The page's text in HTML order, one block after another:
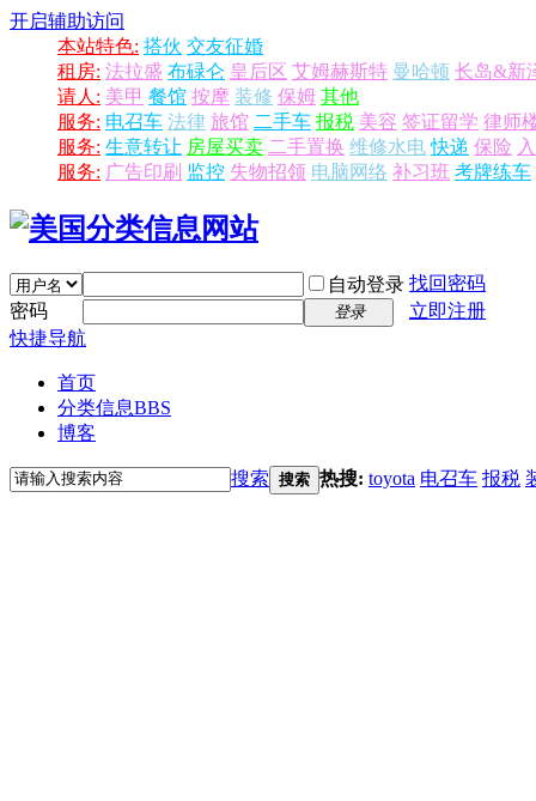
开启辅助访问
本站特色: 搭伙 交友征婚
租房: 法拉盛 布碌仑 皇后区 艾姆赫斯特 曼哈顿 长岛&新
请人: 美甲 餐馆 按摩 装修 保姆 其他
服务: 电召车 法律 旅馆 二手车 报税 美容 签证留学 律师
服务: 生意转让 房屋买卖 二手置换 维修水电 快递 保险
服务: 广告印刷 监控 失物招领 电脑网络 补习班 考牌练车
自动登录 找回密码
密码
登录
立即注册
快捷导航
首页
分类信息BBS
博客
搜索 搜索 热搜: toyota 电召车 报税